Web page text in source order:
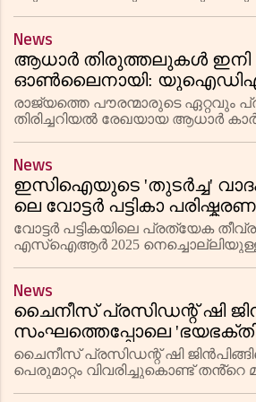
സിഎൻജി പതിപ്പിന് 33.73 കി.മീ.
News
ആധാർ തിരുത്തലുകൾ ഇനി
ഓൺലൈനായി:
പോർട്ടലിൽ വിപുലമായ
രാജ്യത്തെ പൗരന്മാരുടെ ഏറ്റവും
തിരിച്ചറിയൽ രേഖയായ ആധാർ
അതോറിറ്റി ഓഫ് ഇന്ത്യ പുതിയ
News
ഇസിഐയുടെ 'തുടർച്ച' വാദം
ലെ വോട്ടർ പട്ടികാ
എസ്ഐആർ 2025-ന്
അടിസ്ഥാനപരമായ
വോട്ടർ പട്ടികയിലെ പ്രത്യേക
എസ്ഐആർ 2025 നെച്ചൊല്ലിയുള്ള
News
ചൈനീസ് പ്രസിഡന്റ് ഷി
സംഘത്തെപ്പോലെ
മന്ത്രിസഭയാണ് താൻ
ഡോണൾഡ് ട്രംപ്
ചൈനീസ് പ്രസിഡന്റ് ഷി
പെരുമാറ്റം വിവരിച്ചുകൊണ്ട് തൻ്റെ